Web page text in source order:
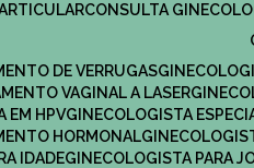
CONSULTA
DE VERRUGAS
VAGINAL A LASER
EM HPV
GINECOLOGISTA
HORMONAL
IDADE
GINECOLOGISTA PARA